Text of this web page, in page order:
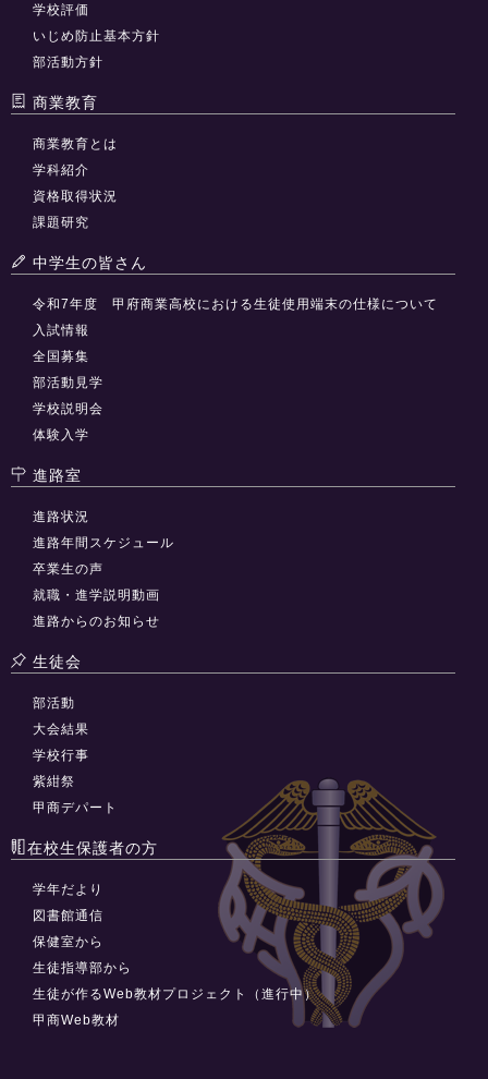
学校評価
いじめ防止基本方針
部活動方針
商業教育
商業教育とは
学科紹介
資格取得状況
課題研究
中学生の皆さん
令和7年度 甲府商業高校における生徒使用端末の仕様について
入試情報
全国募集
部活動見学
学校説明会
体験入学
進路室
進路状況
進路年間スケジュール
卒業生の声
就職・進学説明動画
進路からのお知らせ
生徒会
部活動
大会結果
学校行事
紫紺祭
甲商デパート
在校生保護者の方
学年だより
図書館通信
保健室から
生徒指導部から
生徒が作るWeb教材プロジェクト（進行中）
甲商Web教材